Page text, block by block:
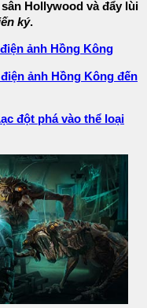
Hollywood và đẩy lùi
ký.
ảnh Hồng Kông
ảnh Hồng Kông đến
đột phá vào thể loại